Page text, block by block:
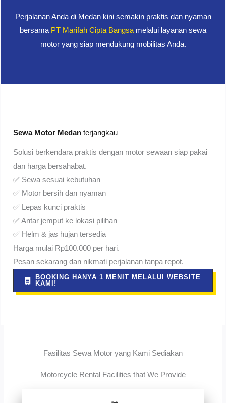
Perjalanan Anda di Medan kini semakin praktis dan nyaman
bersama PT Marifah Cipta Bangsa melalui layanan sewa
motor yang siap mendukung mobilitas Anda.
Sewa Motor Medanterjangkau
Solusi berkendara praktis dengan motor sewaan siap pakai
dan harga bersahabat.
✅ Sewa sesuai kebutuhan
✅ Motor bersih dan nyaman
✅ Lepas kunci praktis
✅ Antar jemput ke lokasi pilihan
✅ Helm & jas hujan tersedia
Harga mulai Rp100.000 per hari.
Pesan sekarang dan nikmati perjalanan tanpa repot.
BOOKING HANYA 1 MENIT MELALUI WEBSITE
KAMI!
Fasilitas Sewa Motor yang Kami Sediakan
Motorcycle Rental Facilities that We Provide